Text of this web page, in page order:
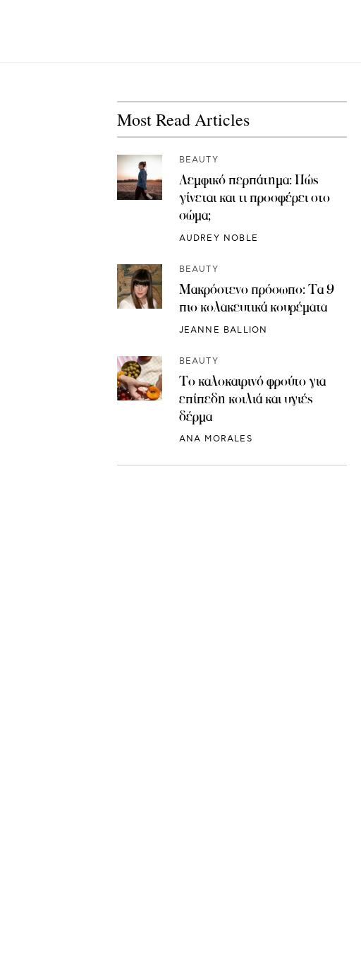
Most Read Articles
BEAUTY
Λεμφικό περπάτημα: Πώς
γίνεται και τι προσφέρει στο
σώμα;
AUDREY NOBLE
BEAUTY
Μακρόστενο πρόσωπο: Τα 9
πιο κολακευτικά κουρέματα
JEANNE BALLION
BEAUTY
Το καλοκαιρινό φρούτο για
επίπεδη κοιλιά και υγιές
δέρμα
ANA MORALES